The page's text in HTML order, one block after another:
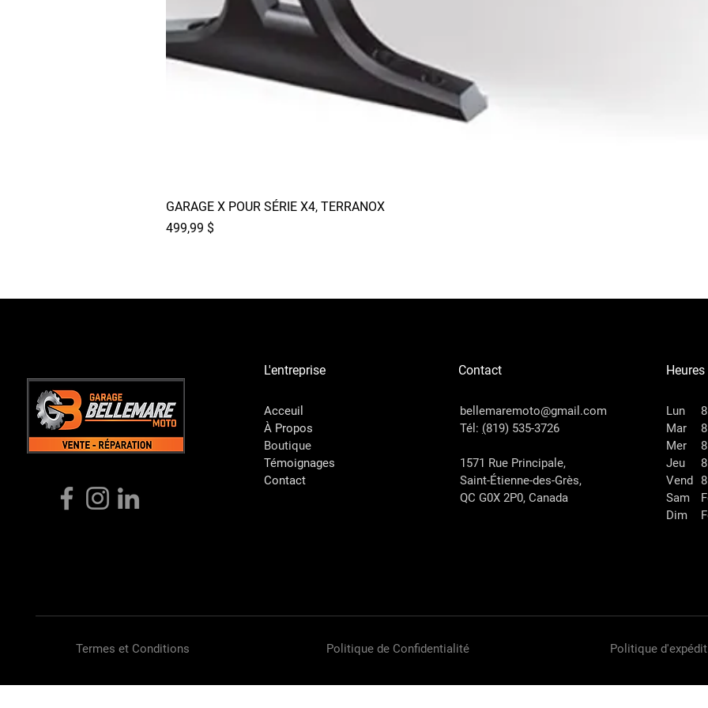
GARAGE X POUR SÉRIE X4, TERRANOX
Prix
499,99 $
L'entreprise
Acceuil
À Propos
Boutique
Témoignages
Contact
Contact
bellemaremoto@gmail.com
Tél: (819) 535-3726
1571 Rue Principale,
Saint-Étienne-des-Grès,
QC G0X 2P0, Canada
Heures
Lun
Mar
Mer
Jeu
Vend
Sam
Dim
Termes et Conditions Politique de Confidentialité Politique